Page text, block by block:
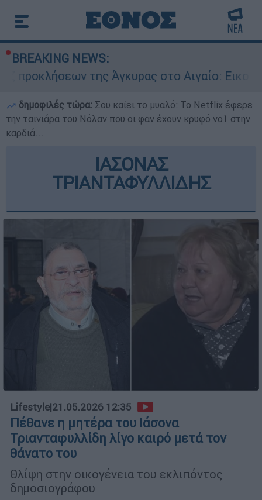
BREAKING NEWS:
της Άγκυρας στο Αιγαίο: Εικονική
δημοφιλές τώρα: Σου καίει το μυαλό: Το Netflix έφερε
την ταινιάρα του Νόλαν που οι φαν έχουν κρυφό νο1 στην
καρδιά...
ΙΑΣΟΝΑΣ
ΤΡΙΑΝΤΑΦΥΛΛΙΔΗΣ
Lifestyle|21.05.2026 12:35
Πέθανε η μητέρα του Ιάσονα
Τριανταφυλλίδη λίγο καιρό μετά τον
θάνατο του
Θλίψη στην οικογένεια του εκλιπόντος
δημοσιογράφου